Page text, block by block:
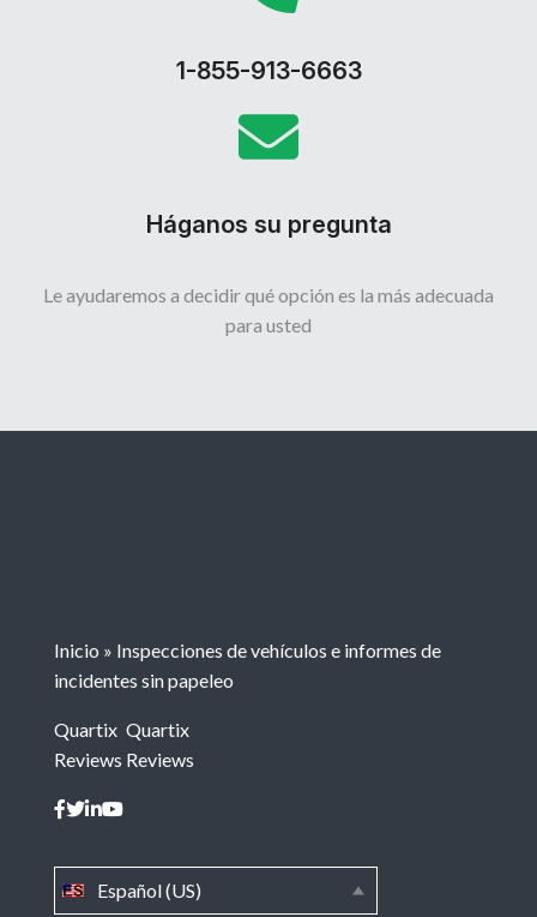
1-855-913-6663
Háganos su pregunta
Le ayudaremos a decidir qué opción es la más adecuada
para usted
Español (US)
Inicio » Inspecciones de vehículos e informes de
incidentes sin papeleo
Quartix
Reviews
Quartix
Reviews